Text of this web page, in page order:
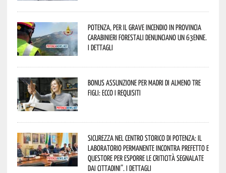
Potenza, per il grave incendio in Provincia
Carabinieri forestali denunciano un 63enne.
I dettagli
Bonus assunzione per madri di almeno tre
figli: ecco i requisiti
Sicurezza nel Centro Storico di Potenza: il
Laboratorio Permanente incontra Prefetto e
Questore per esporre le criticità segnalate
dai cittadini”. I dettagli